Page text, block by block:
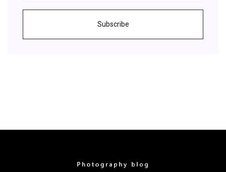
Subscribe